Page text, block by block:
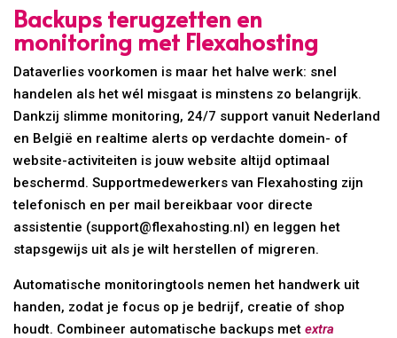
Backups terugzetten en
monitoring met Flexahosting
Dataverlies voorkomen is maar het halve werk: snel
handelen als het wél misgaat is minstens zo belangrijk.
Dankzij slimme monitoring, 24/7 support vanuit Nederland
en België en realtime alerts op verdachte domein- of
website-activiteiten is jouw website altijd optimaal
beschermd. Supportmedewerkers van Flexahosting zijn
telefonisch en per mail bereikbaar voor directe
assistentie (support@flexahosting.nl) en leggen het
stapsgewijs uit als je wilt herstellen of migreren.
Automatische monitoringtools nemen het handwerk uit
handen, zodat je focus op je bedrijf, creatie of shop
houdt. Combineer automatische backups metextra